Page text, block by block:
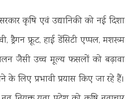
कृषि एवं उद्यानिकी को नई दिशा
ड्रैगन फ्रूट, हाई डेंसिटी एप्पल, मशरूम
जैसी उच्च मूल्य फसलों को बढ़ावा
लिए प्रभावी प्रयास किए जा रहे हैं।